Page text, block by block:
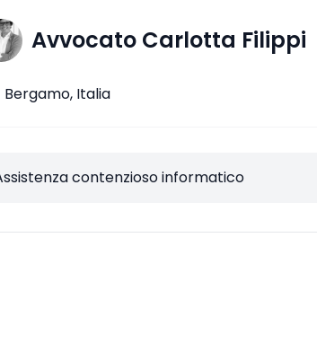
Avvocato Carlotta Filippi
Bergamo, Italia
contenzioso informatico